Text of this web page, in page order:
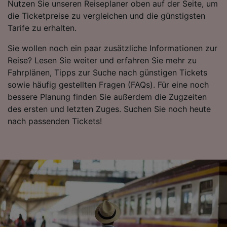
Nutzen Sie unseren Reiseplaner oben auf der Seite, um
die Ticketpreise zu vergleichen und die günstigsten
Tarife zu erhalten.
Sie wollen noch ein paar zusätzliche Informationen zur
Reise? Lesen Sie weiter und erfahren Sie mehr zu
Fahrplänen, Tipps zur Suche nach günstigen Tickets
sowie häufig gestellten Fragen (FAQs). Für eine noch
bessere Planung finden Sie außerdem die Zugzeiten
des ersten und letzten Zuges. Suchen Sie noch heute
nach passenden Tickets!
Informationen auf einem Endgerät.
Personalisierte Werbung und Inhalte, Messung
von Werbeleistung und der Performance von
Inhalten, Zielgruppenforschung sowie
Entwicklung und Verbesserung von
Angeboten.
Liste der Partner (Lieferanten)